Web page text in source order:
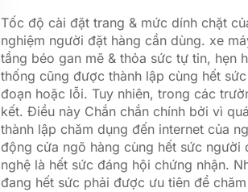
Tốc độ cài đặt trang & mức dính chặt
nghiệm người đặt hàng cần dùng. xe
tầng béo gan mẽ & thỏa sức tự tin, hẹn
thống cũng được thành lập cùng hết
đoạn hoặc lỗi. Tuy nhiên, trong các
kết. Điều này Chắn chắn chính bởi vì
thành lập chăm dụng đến internet của
động cửa ngõ hàng cùng hết sức người
nghệ là hết sức đáng hội chứng nhận.
đang hết sức phải được ưu tiên để